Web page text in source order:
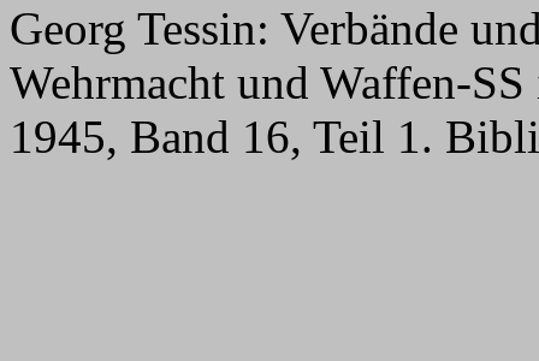
Georg Tessin: Verbände
Wehrmacht und Waffen-
1945, Band 16, Teil 1.